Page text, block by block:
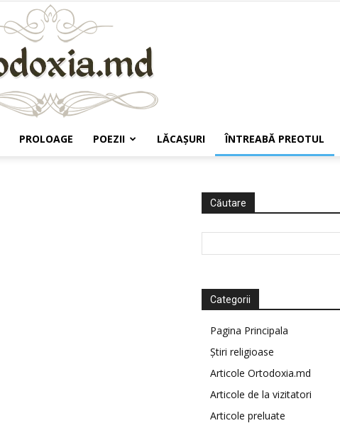
PROLOAGE POEZII LĂCAŞURI ÎNTREABĂ PREOTUL
Căutare
Categorii
Pagina Principala
Știri religioase
Articole Ortodoxia.md
Articole de la vizitatori
Articole preluate